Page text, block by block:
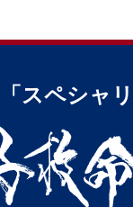
「スペシャ